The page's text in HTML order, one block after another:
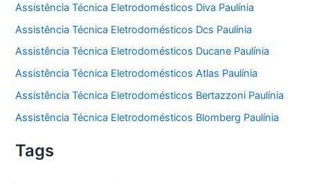
Assistência Técnica Eletrodomésticos Diva Paulínia
Assistência Técnica Eletrodomésticos Dcs Paulínia
Assistência Técnica Eletrodomésticos Ducane Paulínia
Assistência Técnica Eletrodomésticos Atlas Paulínia
Assistência Técnica Eletrodomésticos Bertazzoni Paulínia
Assistência Técnica Eletrodomésticos Blomberg Paulínia
Tags